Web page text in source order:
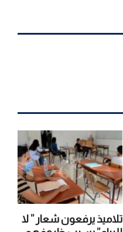
تلاميذ يرفعون شعار ” لا